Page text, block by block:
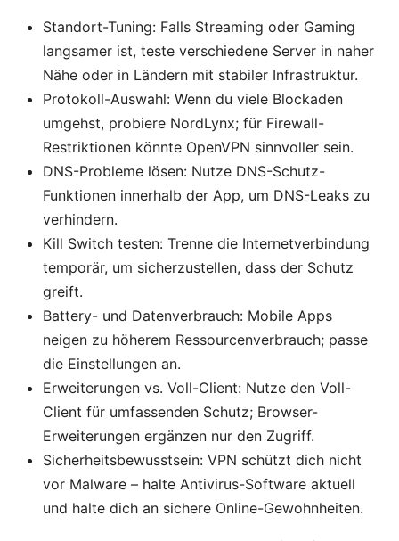
Standort-Tuning: Falls Streaming oder Gaming
langsamer ist, teste verschiedene Server in naher
Nähe oder in Ländern mit stabiler Infrastruktur.
Protokoll-Auswahl: Wenn du viele Blockaden
umgehst, probiere NordLynx; für Firewall-
Restriktionen könnte OpenVPN sinnvoller sein.
DNS-Probleme lösen: Nutze DNS-Schutz-
Funktionen innerhalb der App, um DNS-Leaks zu
verhindern.
Kill Switch testen: Trenne die Internetverbindung
temporär, um sicherzustellen, dass der Schutz
greift.
Battery- und Datenverbrauch: Mobile Apps
neigen zu höherem Ressourcenverbrauch; passe
die Einstellungen an.
Erweiterungen vs. Voll-Client: Nutze den Voll-
Client für umfassenden Schutz; Browser-
Erweiterungen ergänzen nur den Zugriff.
Sicherheitsbewusstsein: VPN schützt dich nicht
vor Malware – halte Antivirus-Software aktuell
und halte dich an sichere Online-Gewohnheiten.